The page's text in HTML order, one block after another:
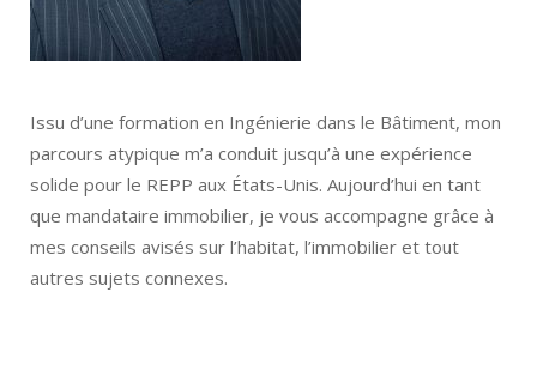
Issu d’une formation en Ingénierie dans le Bâtiment, mon
parcours atypique m’a conduit jusqu’à une expérience
solide pour le REPP aux États-Unis. Aujourd’hui en tant
que mandataire immobilier, je vous accompagne grâce à
mes conseils avisés sur l’habitat, l’immobilier et tout
autres sujets connexes.